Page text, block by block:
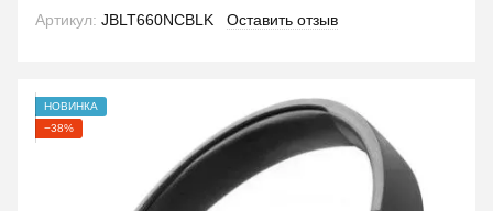
Артикул: JBLT660NCBLK Оставить отзыв
НОВИНКА
−38%